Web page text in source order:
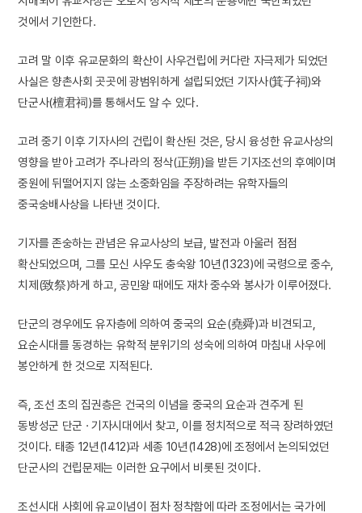
것에서 기인한다.
고려 말 이후 유교문화의 확산이 사우건립에 커다란 자극제가 되었던
사실은 향촌사회 곳곳에 광범위하게 설립되었던 기자사(箕子祠)와
단군사(檀君祠)를 통해서도 알 수 있다.
고려 중기 이후 기자사의 건립이 확산된 것은, 당시 융성한 유교사상의
영향을 받아 고려가 주나라의 정삭(正朔)을 받든 기자조선의 후예이며
중원에 뒤떨어지지 않는 소중화임을 주장하려는 유학자들의
중국숭배사상을 나타낸 것이다.
기자를 존숭하는 관념은 유교사상의 보급, 발전과 아울러 점점
확산되었으며, 그를 모신 사우도 충숙왕 10년(1323)에 국령으로 중수,
치제(致祭)하게 하고, 공민왕 때에도 재차 중수와 봉사가 이루어졌다.
단군의 경우에도 유자층에 의하여 중국의 요순(堯舜)과 비견되고,
요순시대를 동경하는 유학적 분위기의 성숙에 의하여 마침내 사우에
봉안하게 한 것으로 지적된다.
즉, 조선 초의 집권층은 건국의 이념을 중국의 요순과 견주게 된
동방성군 단군 · 기자시대에서 찾고, 이를 정치적으로 적극 장려하였던
것이다. 태종 12년(1412)과 세종 10년(1428)에 조정에서 논의되었던
단군사의 건립문제는 이러한 요구에서 비롯된 것이다.
조선시대 사회에 유교이념이 점차 정착함에 따라 조정에서는 국가에